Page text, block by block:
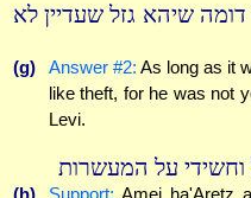
שיהא גזל שעדיין לא
(g) Answer #2: As long as it
like theft, for he was not
Levi.
על המעשרות